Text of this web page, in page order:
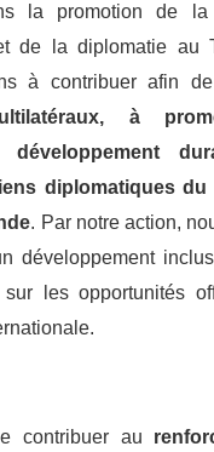
la promotion de la
de la diplomatie au
à contribuer afin
à
développement
diplomatiques du
. Par notre action,
développement
les opportunités
contribuer au